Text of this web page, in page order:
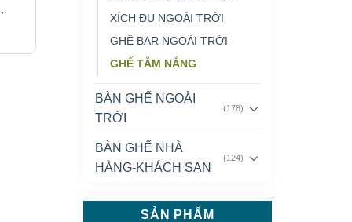
XÍCH ĐU NGOÀI TRỜI
GHẾ BAR NGOÀI TRỜI
GHẾ TẮM NẮNG
BÀN GHẾ NGOÀI
TRỜI
(178)
BÀN GHẾ NHÀ
HÀNG-KHÁCH SẠN
(124)
SẢN PHẨM